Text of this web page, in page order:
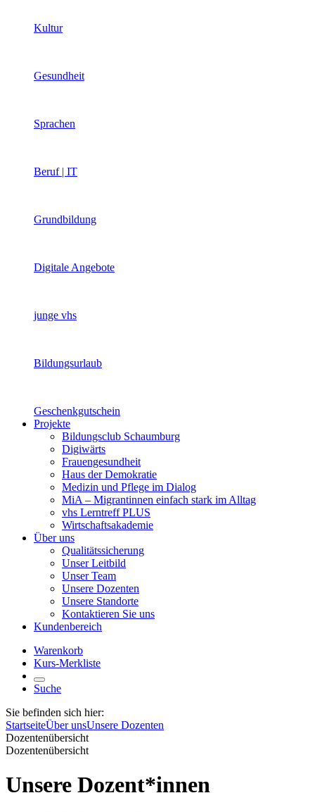
Kultur
Gesundheit
Sprachen
Beruf | IT
Grundbildung
Digitale Angebote
junge vhs
Bildungsurlaub
Geschenkgutschein
Projekte
Bildungsclub Schaumburg
Digiwärts
Frauengesundheit
Haus der Demokratie
Medizin und Pflege im Dialog
MiA – Migrantinnen einfach stark im Alltag
vhs Lerntreff PLUS
Wirtschaftsakademie
Über uns
Qualitätssicherung
Unser Leitbild
Unser Team
Unsere Dozenten
Unsere Standorte
Kontaktieren Sie uns
Kundenbereich
Warenkorb
Kurs-Merkliste
Suche
Sie befinden sich hier:
StartseiteÜber unsUnsere Dozenten
Dozentenübersicht
Dozentenübersicht
Unsere Dozent*innen